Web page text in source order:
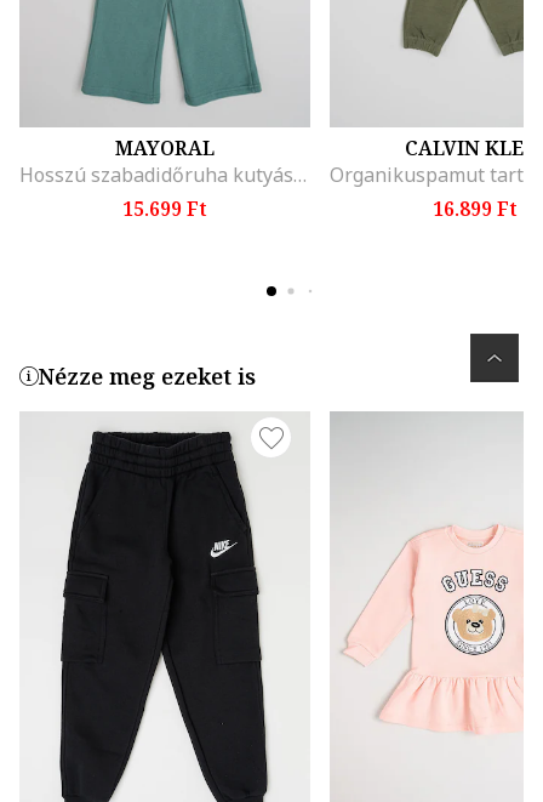
MAYORAL
Hosszú szabadidőruha kutyás mintával
15.699 Ft
CALVIN
16.899 Ft
Nézze meg ezeket is